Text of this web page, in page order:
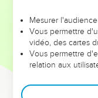
leur foi ou leur vision.
et les saisons
sont
Dans cette
clés pour avancer
Mesurer
Vous permettre
vidéo, des cartes
Vous permettre
relation aux